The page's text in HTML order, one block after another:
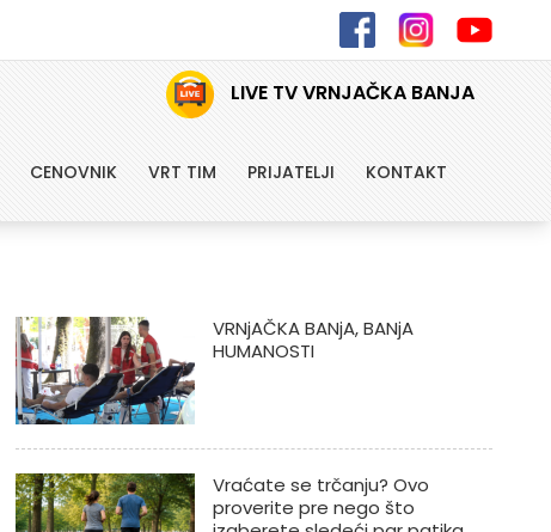
LIVE TV VRNJAČKA BANJA
CENOVNIK VRT TIM PRIJATELJI KONTAKT
VRNjAČKA BANjA, BANjA
HUMANOSTI
Vraćate se trčanju? Ovo
proverite pre nego što